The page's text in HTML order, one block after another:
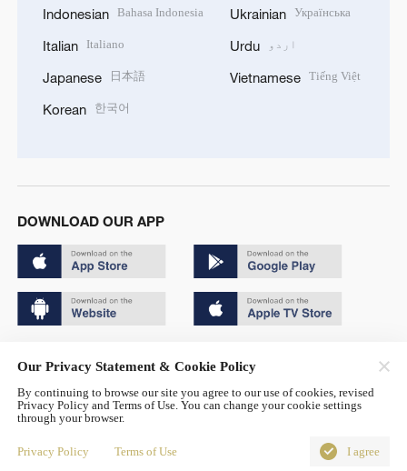
Indonesian Bahasa Indonesia
Italian Italiano
Japanese 日本語
Korean 한국어
Ukrainian Українська
Urdu اردو
Vietnamese Tiếng Việt
DOWNLOAD OUR APP
京公网安备 11010502050052号
Disinformation report hotline: 010-85061466
Our Privacy Statement & Cookie Policy
By continuing to browse our site you agree to our use of cookies, revised
Privacy Policy and Terms of Use. You can change your cookie settings
through your browser.
Privacy Policy Terms of Use I agree